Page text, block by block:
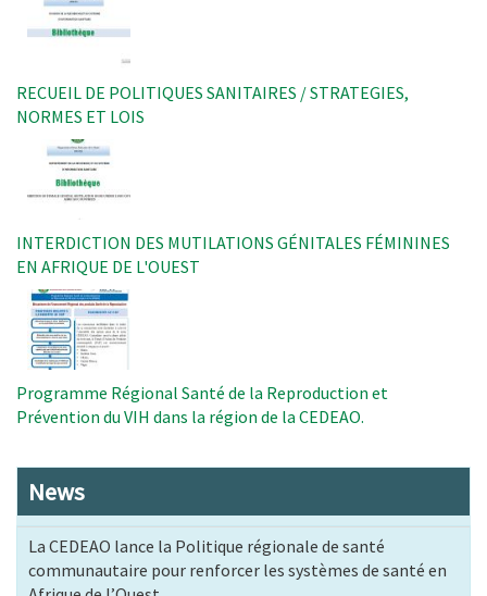
RECUEIL DE POLITIQUES SANITAIRES / STRATEGIES,
NORMES ET LOIS
INTERDICTION DES MUTILATIONS GÉNITALES FÉMININES
EN AFRIQUE DE L'OUEST
Image
Programme Régional Santé de la Reproduction et
Prévention du VIH dans la région de la CEDEAO.
News
La CEDEAO lance la Politique régionale de santé
communautaire pour renforcer les systèmes de santé en